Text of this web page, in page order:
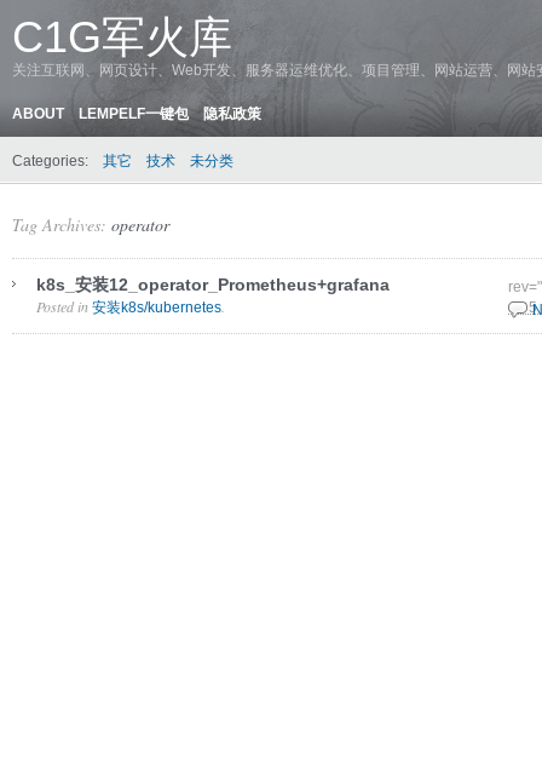
C1G军火库
关注互联网、网页设计、Web开发、服务器运维优化、项目管理、网站运营、网
ABOUT LEMPELF一键包 隐私政策
Categories: 其它 技术 未分类
Tag Archives: operator
k8s_安装12_operator_Prometheus+grafana
17 5
Posted in 安装k8s/kubernetes